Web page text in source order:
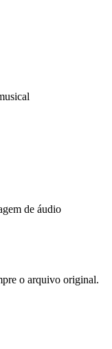
de áudio
o arquivo original.